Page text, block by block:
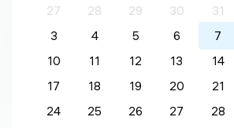
27 28 29 30 31
3
4 5 6 7
10
11 12 13 14
17
18 19 20 21
24
25 26 27 28